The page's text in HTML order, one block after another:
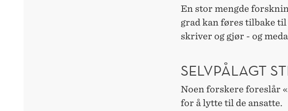
En stor mengde
grad kan føres tilbake
skriver og gjør - og
SELVPÅLAGT
Noen forskere foreslår
for å lytte til de ansatte.